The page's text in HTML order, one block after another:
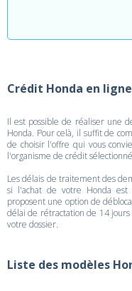
Crédit Honda en ligne
Il est possible de réaliser une
Honda. Pour celà, il suffit de
de choisir l'offre qui vous
l'organisme de crédit
Les délais de traitement des
si l'achat de votre Honda
proposent une option de
délai de rétractation de 14
votre dossier.
Liste des modèles